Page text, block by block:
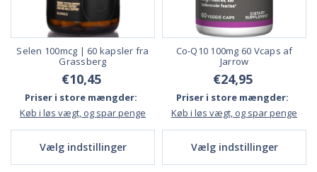
Selen 100mcg | 60 kapsler fra
Grassberg
€10,45
Priser i store mængder:
Køb i løs vægt, og spar penge
Vælg indstillinger
Co-Q10 100mg 60 Vcaps af
Jarrow
€24,95
Priser i store mængder:
Køb i løs vægt, og spar penge
Vælg indstillinger